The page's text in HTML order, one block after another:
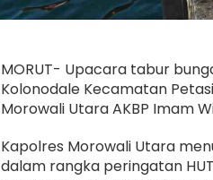
k
7
7
.
P
l
r
MORUT- Upacara tabur
Kolonodale Kecamatan
Morowali Utara AKBP Imam
Kapolres Morowali Utara
dalam rangka peringatan